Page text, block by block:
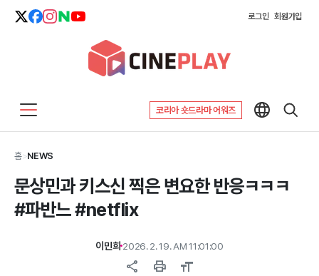
로그인 회원가입
코리아 숏드라마 어워즈
홈>NEWS
문상민과 키스신 찍은 변요한 반응ㅋㅋㅋ
#파반느 #netflix
이민희 2026. 2. 19. AM 11:01:00
share print format_size